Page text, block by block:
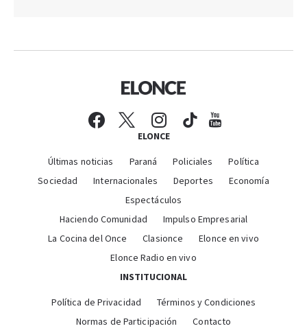
ELONCE
Últimas noticias Paraná Policiales
Política
Sociedad
Internacionales Deportes
Economía
Espectáculos
Haciendo Comunidad
Impulso Empresarial
La Cocina del Once
Clasionce
Elonce en vivo
Elonce Radio en vivo
INSTITUCIONAL
Política de Privacidad
Términos y Condiciones
Normas de Participación
Contacto